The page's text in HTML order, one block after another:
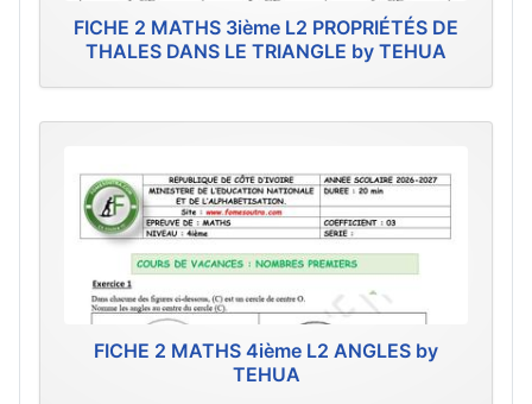
FICHE 2 MATHS 3ième L2 PROPRIÉTÉS DE
THALES DANS LE TRIANGLE by TEHUA
FICHE 2 MATHS 4ième L2 ANGLES by
TEHUA